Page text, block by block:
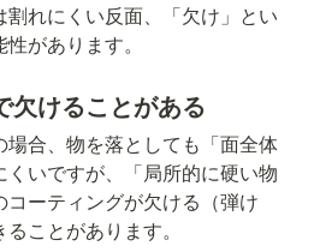
れにくい反面、「欠け」とい
があります。
欠けることがある
合、物を落としても「面全体
いですが、「局所的に硬い物
ーティングが欠ける（弾け
ことがあります。